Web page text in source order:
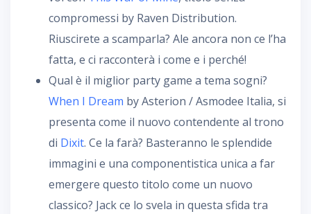
compromessi by Raven Distribution.
Riuscirete a scamparla? Ale ancora non ce l’ha
fatta, e ci racconterà i come e i perché!
Qual è il miglior party game a tema sogni?
When I Dream by Asterion / Asmodee Italia, si
presenta come il nuovo contendente al trono
di Dixit. Ce la farà? Basteranno le splendide
immagini e una componentistica unica a far
emergere questo titolo come un nuovo
classico? Jack ce lo svela in questa sfida tra